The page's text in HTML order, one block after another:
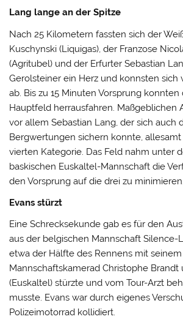
Lang lange an der Spitze
Nach 25 Kilometern fassten sich der
Kuschynski (Liquigas), der Franzose
(Agritubel) und der Erfurter Sebastian
Gerolsteiner ein Herz und konnsten sich
ab. Bis zu 15 Minuten Vorsprung konnten
Hauptfeld herrausfahren. Maßgeblichen
vor allem Sebastian Lang, der sich auch
Bergwertungen sichern konnte,
vierten Kategorie. Das Feld nahm unter
baskischen Euskaltel-Mannschaft die
den Vorsprung auf die drei zu minimieren.
Evans stürzt
Eine Schrecksekunde gab es für den
aus der belgischen Mannschaft Silence-
etwa der Hälfte des Rennens mit seinem
Mannschaftskamerad Christophe Brandt
(Euskaltel) stürzte und vom Tour-Arzt
musste. Evans war durch eigenes
Polizeimotorrad kollidiert.